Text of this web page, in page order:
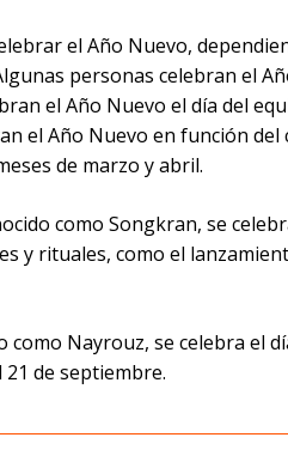
el Año Nuevo,
personas celebran el
el Año Nuevo el día del
el Año Nuevo en función del
de marzo y abril.
como Songkran, se
y rituales, como el
como Nayrouz, se celebra el
de septiembre.